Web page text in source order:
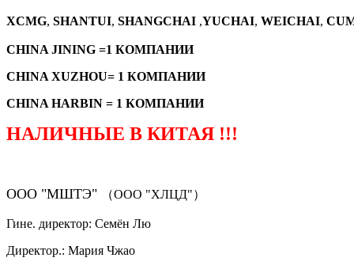
XCMG, SHANTUI, SHANGCHAI ,YUCHAI, WEICHAI,
CHINA JINING =1 КОМПАНИИ
CHINA XUZHOU= 1 КОМПАНИИ
CHINA HARBIN = 1 КОМПАНИИ
НАЛИЧНЫЕ В КИТАЯ !!!
ООО "МШТЭ" （ООО "ХЛЦД"）
Гине. директор: Семён Лю
Директор.: Мария Чжао